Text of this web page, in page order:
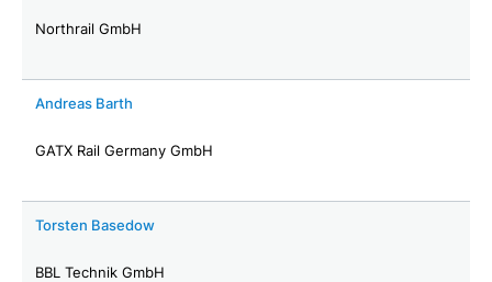
Northrail GmbH
Andreas Barth
GATX Rail Germany GmbH
Torsten Basedow
BBL Technik GmbH